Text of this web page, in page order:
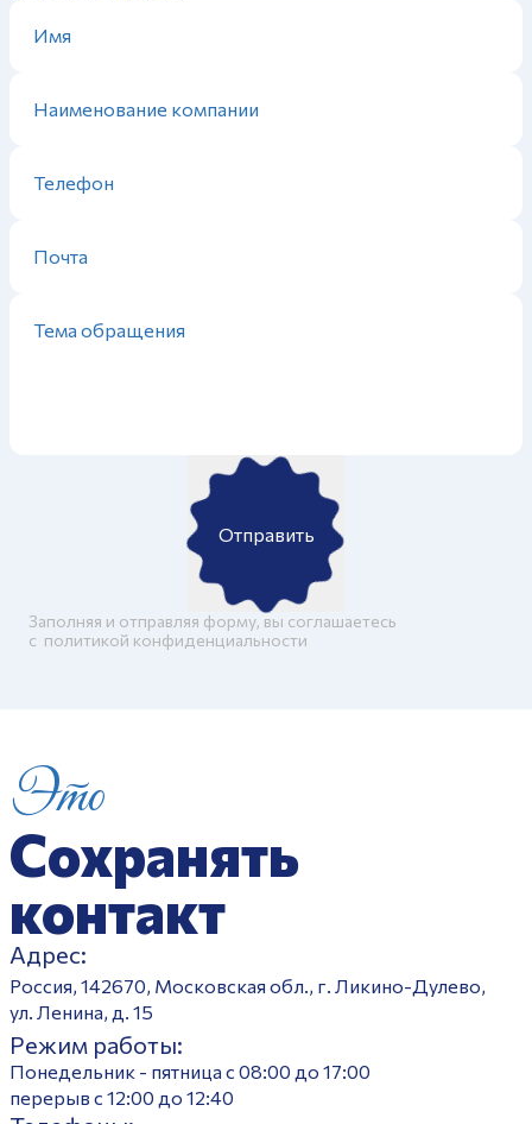
Отправить
Заполняя и отправляя форму, вы соглашаетесь
c политикой конфиденциальности
Это
Сохранять
контакт
Адрес:
Россия, 142670, Московская обл., г. Ликино-Дулево,
ул. Ленина, д. 15
Режим работы:
Понедельник - пятница с 08:00 до 17:00
перерыв с 12:00 до 12:40